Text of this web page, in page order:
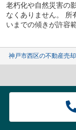
老朽化や自然災害の
なくありません。 所
いまでの傾きが許容
神戸市西区の不動産売